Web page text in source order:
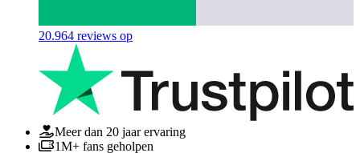
20.964 reviews op
Meer dan 20 jaar ervaring
1M+ fans geholpen